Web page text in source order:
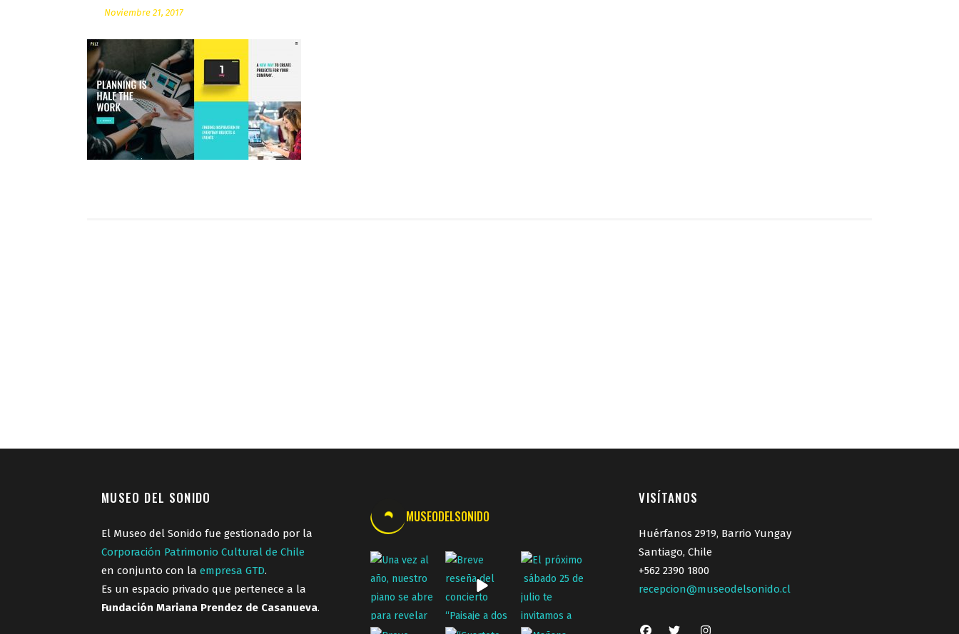
Noviembre 21, 2017
MUSEO DEL SONIDO
El Museo del Sonido fue gestionado por la
Corporación Patrimonio Cultural de Chile
en conjunto con la empresa GTD.
Es un espacio privado que pertenece a la
Fundación Mariana Prendez de Casanueva.
MUSEODELSONIDO
VISÍTANOS
Huérfanos 2919, Barrio Yungay
Santiago, Chile
+562 2390 1800
recepcion@museodelsonido.cl